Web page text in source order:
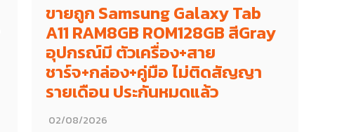
ขายถูก Samsung Galaxy Tab
A11 RAM8GB ROM128GB สีGray
อุปกรณ์มี ตัวเครื่อง+สาย
ชาร์จ+กล่อง+คู่มือ ไม่ติดสัญญา
รายเดือน ประกันหมดแล้ว
02/08/2026